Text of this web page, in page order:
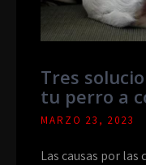
Tres
tu perro a
MARZO 23, 2023
Las causas por las